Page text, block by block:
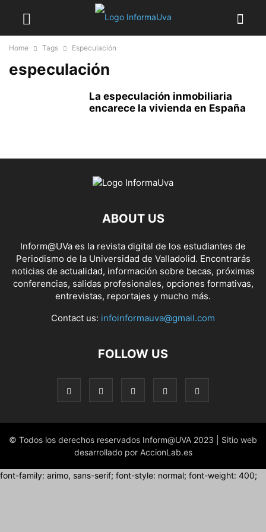
Home Tags Especulación
especulación
La especulación inmobiliaria
encarece la vivienda en España
ABOUT US
Inform@UVa es la revista digital de los estudiantes de
Periodismo de la Universidad de Valladolid. Encontrarás
noticias de actualidad, información sobre becas, próximas
conferencias, salidas profesionales, opciones formativas,
entrevistas, reportajes y mucho más.
Contact us: infoinformauva@gmail.com
FOLLOW US
© Todos los derechos reservados Inform@UVA 2023 | Sitio web
desarrollado por AccionLab.es
font-family: arimo, sans-serif; font-style: normal; font-weight: 400;